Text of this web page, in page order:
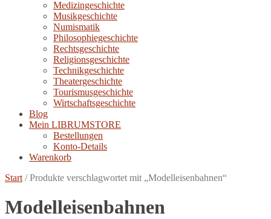
Medizingeschichte
Musikgeschichte
Numismatik
Philosophiegeschichte
Rechtsgeschichte
Religionsgeschichte
Technikgeschichte
Theatergeschichte
Tourismusgeschichte
Wirtschaftsgeschichte
Blog
Mein LIBRUMSTORE
Bestellungen
Konto-Details
Warenkorb
Start /Produkte verschlagwortet mit „Modelleisenbahnen“
Modelleisenbahnen